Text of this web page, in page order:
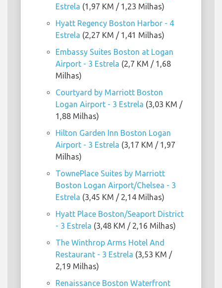
Estrela (1,97 KM / 1,23 Milhas)
Hyatt Regency Boston Harbor - 4
Estrela (2,27 KM / 1,41 Milhas)
Embassy Suites Boston at Logan
Airport - 3 Estrela (2,7 KM / 1,68
Milhas)
Courtyard by Marriott Boston
Logan Airport - 3 Estrela (3,03 KM /
1,88 Milhas)
Hilton Garden Inn Boston Logan
Airport - 3 Estrela (3,17 KM / 1,97
Milhas)
TownePlace Suites by Marriott
Boston Logan Airport/Chelsea - 3
Estrela (3,45 KM / 2,14 Milhas)
Hyatt Place Boston/Seaport District
- 3 Estrela (3,48 KM / 2,16 Milhas)
The Winthrop Arms Hotel And
Restaurant - 3 Estrela (3,53 KM /
2,19 Milhas)
Renaissance Boston Waterfront